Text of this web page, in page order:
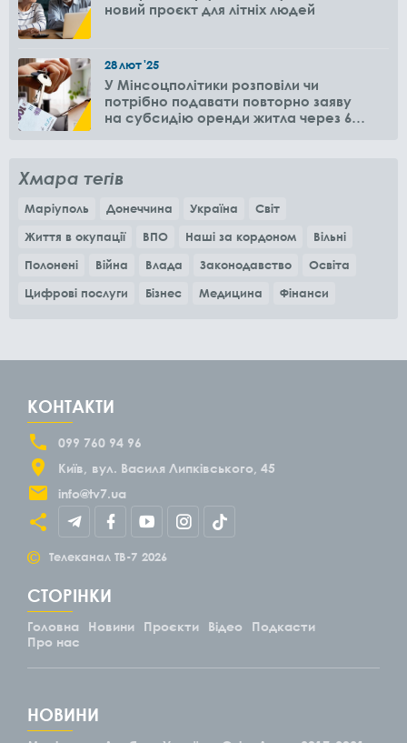
новий проєкт для літніх людей
28лют'25
У Мінсоцполітики розповіли чи
потрібно подавати повторно заяву
на субсидію оренди житла через 6
Хмара тегів
Маріуполь Донеччина Україна
Світ
Життя в окупації
ВПО Наші за кордоном
Вільні
Полонені
Війна Влада Законодавство
Освіта
Цифрові послуги
Бізнес Медицина Фінанси
КОНТАКТИ
099 760 94 96
Київ
вул. Василя Липківського, 45
info@tv7.ua
© Телеканал ТВ-7 2026
СТОРІНКИ
Головна Новини Проєкти Відео
Подкасти
Про нас
НОВИНИ